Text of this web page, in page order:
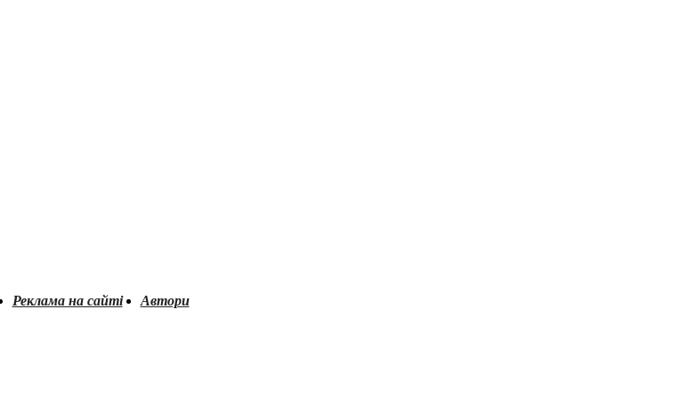
Реклама на сайті
Автори